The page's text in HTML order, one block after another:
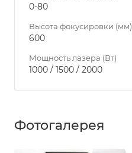
0-80
Высота фокусировки (мм)
600
Мощность лазера (Вт)
1000 / 1500 / 2000
Фотогалерея